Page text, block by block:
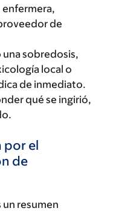
enfermera,
de
una sobredosis,
local o
de inmediato.
qué se ingirió,
por el
de
un resumen